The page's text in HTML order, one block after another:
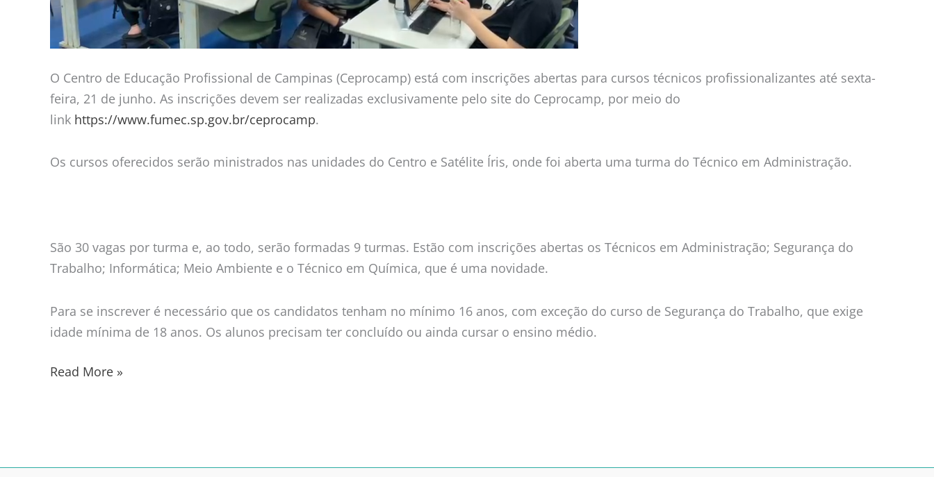
O Centro de Educação Profissional de Campinas (Ceprocamp) está com inscrições abertas para cursos técnicos profissionalizantes até sexta-
feira, 21 de junho. As inscrições devem ser realizadas exclusivamente pelo site do Ceprocamp, por meio do
link https://www.fumec.sp.gov.br/ceprocamp.
Os cursos oferecidos serão ministrados nas unidades do Centro e Satélite Íris, onde foi aberta uma turma do Técnico em Administração.
São 30 vagas por turma e, ao todo, serão formadas 9 turmas. Estão com inscrições abertas os Técnicos em Administração; Segurança do
Trabalho; Informática; Meio Ambiente e o Técnico em Química, que é uma novidade.
Para se inscrever é necessário que os candidatos tenham no mínimo 16 anos, com exceção do curso de Segurança do Trabalho, que exige
idade mínima de 18 anos. Os alunos precisam ter concluído ou ainda cursar o ensino médio.
Read More »